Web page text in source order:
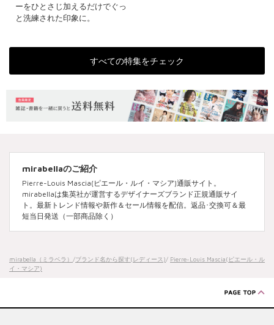
ーをひとさじ加えるだけでぐっ
と洗練された印象に。
すべての特集をチェック
mirabellaのご紹介
Pierre-Louis Mascia(ピエール・ルイ・マシア)通販サイト。
mirabellaは集英社が運営するデザイナーズブランド正規通販サイ
ト。最新トレンド情報や新作＆セール情報を配信。返品･交換可＆最
短当日発送（一部商品除く）
mirabella（ミラベラ） /ブランド名から探す(レディース)/ Pierre-Louis Mascia(ピエール・ル
イ・マシア)